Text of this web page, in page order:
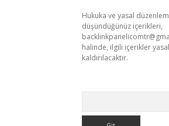
Hukuka ve yasal
düşündüğünüz içerikleri,
halinde, ilgili içerikler
kaldırılacaktır.